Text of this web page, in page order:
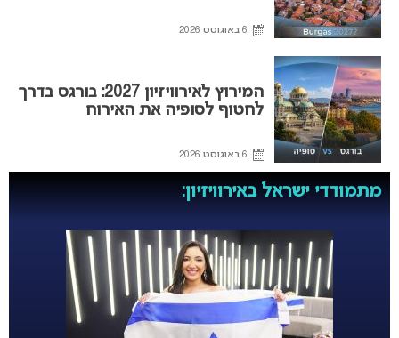
6 באוגוסט 2026
המירוץ לאירוויזיון 2027: בורגס בדרך
לחטוף לסופיה את האירוח
6 באוגוסט 2026
מתמודדי ישראל באירוויזיון: